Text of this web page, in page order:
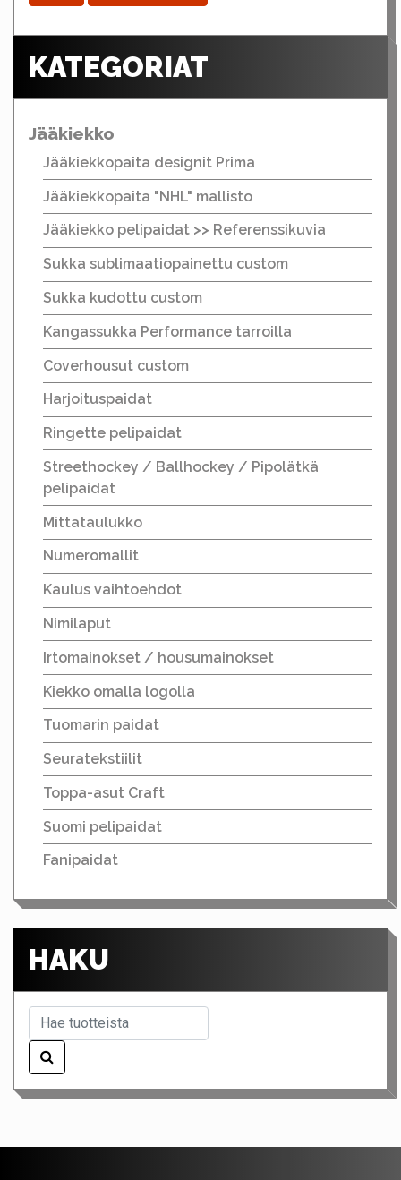
KATEGORIAT
Jääkiekko
Jääkiekkopaita designit Prima
Jääkiekkopaita "NHL" mallisto
Jääkiekko pelipaidat >> Referenssikuvia
Sukka sublimaatiopainettu custom
Sukka kudottu custom
Kangassukka Performance tarroilla
Coverhousut custom
Harjoituspaidat
Ringette pelipaidat
Streethockey / Ballhockey / Pipolätkä
pelipaidat
Mittataulukko
Numeromallit
Kaulus vaihtoehdot
Nimilaput
Irtomainokset / housumainokset
Kiekko omalla logolla
Tuomarin paidat
Seuratekstiilit
Toppa-asut Craft
Suomi pelipaidat
Fanipaidat
HAKU